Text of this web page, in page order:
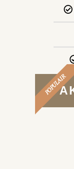
POPULAIR